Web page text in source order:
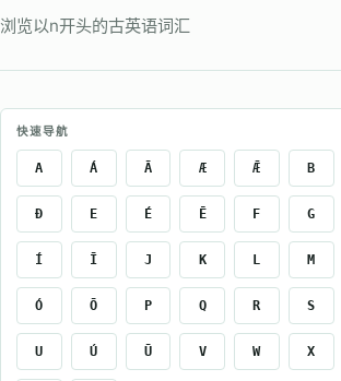
浏览以n开头的古英语词汇
快速导航
A Á Ā Æ Ǣ B
Ð E É Ē F G
Í Ī J K L M
Ó Ō P Q R S
U Ú Ū V W X